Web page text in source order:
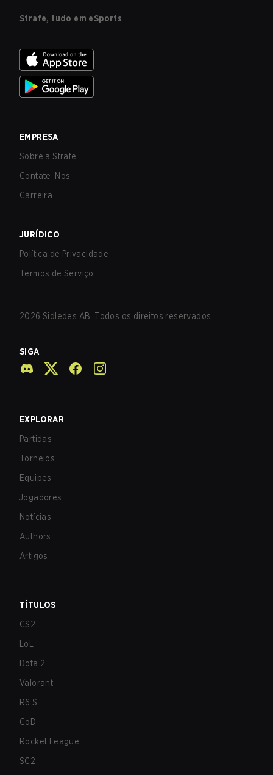
Strafe, tudo em eSports
EMPRESA
Sobre a Strafe
Contate-Nos
Carreira
JURÍDICO
Política de Privacidade
Termos de Serviço
2026 Sidledes AB. Todos os direitos reservados.
SIGA
EXPLORAR
Partidas
Torneios
Equipes
Jogadores
Notícias
Authors
Artigos
TÍTULOS
CS2
LoL
Dota 2
Valorant
R6:S
CoD
Rocket League
SC2